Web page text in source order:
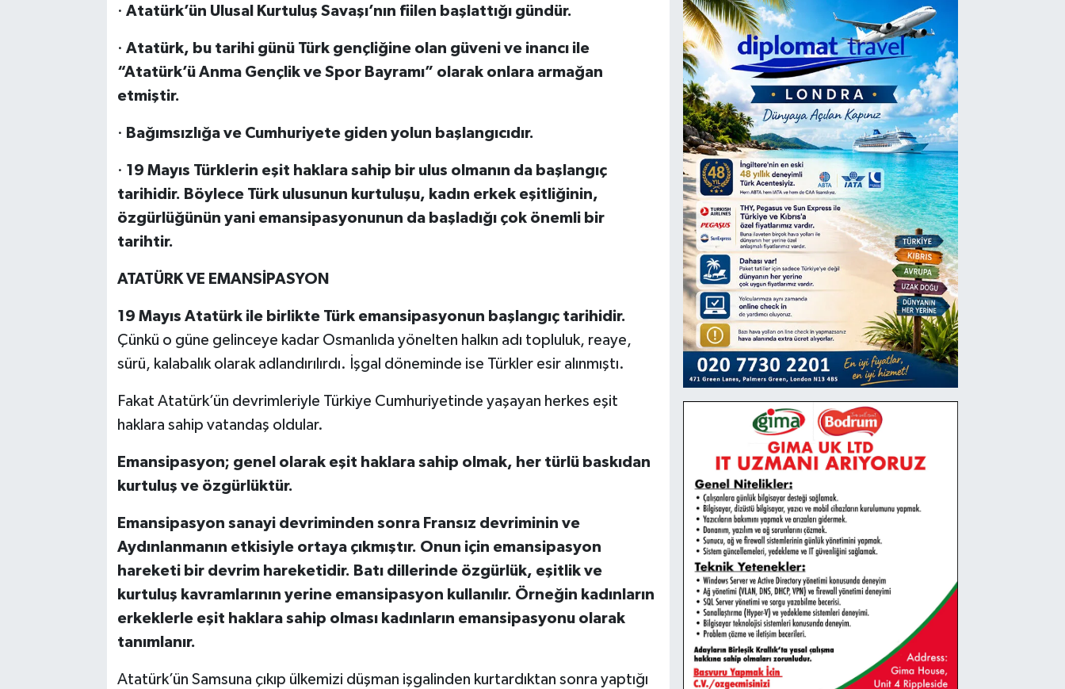
· Atatürk’ün Ulusal Kurtuluş Savaşı’nın fiilen başlattığı gündür.
· Atatürk, bu tarihi günü Türk gençliğine olan güveni ve inancı ile
“Atatürk’ü Anma Gençlik ve Spor Bayramı” olarak onlara armağan
etmiştir.
· Bağımsızlığa ve Cumhuriyete giden yolun başlangıcıdır.
· 19 Mayıs Türklerin eşit haklara sahip bir ulus olmanın da başlangıç
tarihidir. Böylece Türk ulusunun kurtuluşu, kadın erkek eşitliğinin,
özgürlüğünün yani emansipasyonunun da başladığı çok önemli bir
tarihtir.
ATATÜRK VE EMANSİPASYON
19 Mayıs Atatürk ile birlikte Türk emansipasyonun başlangıç tarihidir.
Çünkü o güne gelinceye kadar Osmanlıda yönelten halkın adı topluluk, reaye,
sürü, kalabalık olarak adlandırılırdı. İşgal döneminde ise Türkler esir alınmıştı.
Fakat Atatürk’ün devrimleriyle Türkiye Cumhuriyetinde yaşayan herkes eşit
haklara sahip vatandaş oldular.
Emansipasyon; genel olarak eşit haklara sahip olmak, her türlü baskıdan
kurtuluş ve özgürlüktür.
Emansipasyon sanayi devriminden sonra Fransız devriminin ve
Aydınlanmanın etkisiyle ortaya çıkmıştır. Onun için emansipasyon
hareketi bir devrim hareketidir. Batı dillerinde özgürlük, eşitlik ve
kurtuluş kavramlarının yerine emansipasyon kullanılır. Örneğin kadınların
erkeklerle eşit haklara sahip olması kadınların emansipasyonu olarak
tanımlanır.
Atatürk’ün Samsuna çıkıp ülkemizi düşman işgalinden kurtardıktan sonra yaptığı